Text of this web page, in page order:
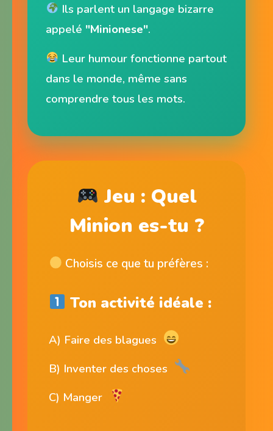
Ils parlent un langage bizarre
appelé "Minionese".
Leur humour fonctionne partout
dans le monde, même sans
comprendre tous les mots.
Jeu : Quel
Minion es-tu ?
Choisis ce que tu préfères :
Ton activité idéale :
A) Faire des blagues
B) Inventer des choses
C) Manger